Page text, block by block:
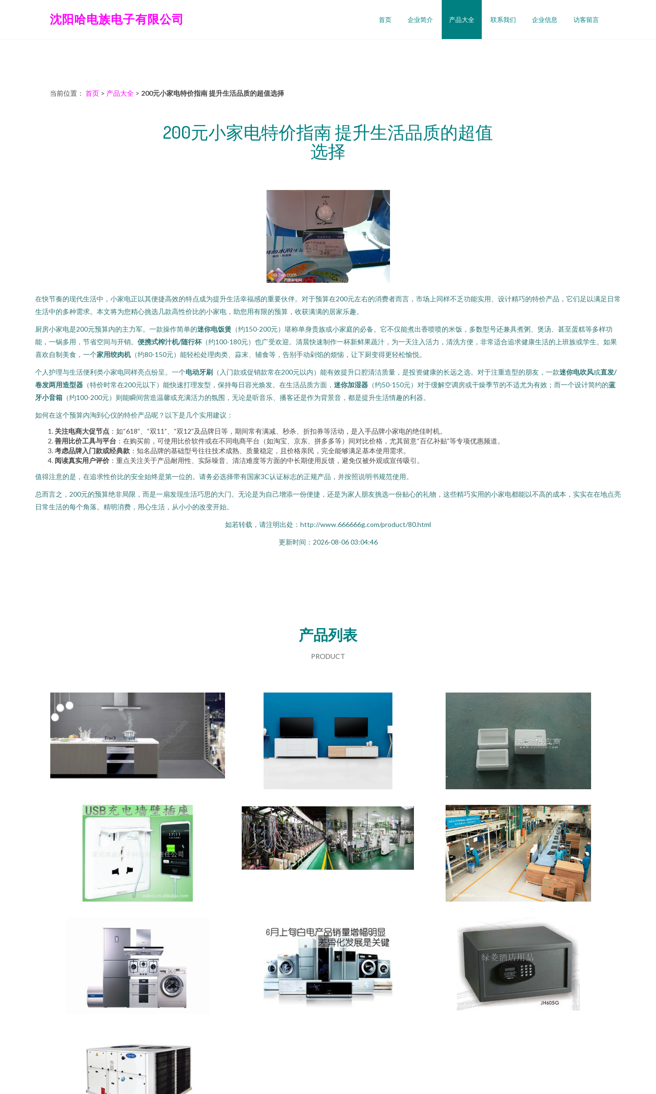
沈阳哈电族电子有限公司 首页 企业简介 产品大全 联系我们 企业信息 访客留言
当前位置： 首页 > 产品大全 > 200元小家电特价指南 提升生活品质的超值选择
200元小家电特价指南 提升生活品质的超值
选择
在快节奏的现代生活中，小家电正以其便捷高效的特点成为提升生活幸福感的重要伙伴。对于预算在200元左右的消费者而言，市场上同样不乏功能实用、设计精巧的特价产品，它们足以满足日常
生活中的多种需求。本文将为您精心挑选几款高性价比的小家电，助您用有限的预算，收获满满的居家乐趣。
厨房小家电是200元预算内的主力军。一款操作简单的迷你电饭煲 （约150-200元）堪称单身贵族或小家庭的必备。它不仅能煮出香喷喷的米饭，多数型号还兼具煮粥、煲汤、甚至蛋糕等多样功
能，一锅多用，节省空间与开销。 便携式榨汁机/随行杯（约100-180元）也广受欢迎。清晨快速制作一杯新鲜果蔬汁，为一天注入活力，清洗方便，非常适合追求健康生活的上班族或学生。如果
喜欢自制美食，一个家用绞肉机（约80-150元）能轻松处理肉类、蒜末、辅食等，告别手动剁馅的烦恼，让下厨变得更轻松愉悦。
个人护理与生活便利类小家电同样亮点纷呈。一个电动牙刷 （入门款或促销款常在200元以内）能有效提升口腔清洁质量，是投资健康的长远之选。对于注重造型的朋友，一款迷你电吹风或直发/
卷发两用造型器 （特价时常在200元以下）能快速打理发型，保持每日容光焕发。在生活品质方面， 迷你加湿器 （约50-150元）对于缓解空调房或干燥季节的不适尤为有效；而一个设计简约的蓝
牙小音箱 （约100-200元）则能瞬间营造温馨或充满活力的氛围，无论是听音乐、播客还是作为背景音，都是提升生活情趣的利器。
如何在这个预算内淘到心仪的特价产品呢？以下是几个实用建议：
关注电商大促节点 ：如“618”、“双11”、“双12”及品牌日等，期间常有满减、秒杀、折扣券等活动，是入手品牌小家电的绝佳时机。
善用比价工具与平台 ：在购买前，可使用比价软件或在不同电商平台（如淘宝、京东、拼多多等）间对比价格，尤其留意“百亿补贴”等专项优惠频道。
考虑品牌入门款或经典款 ：知名品牌的基础型号往往技术成熟、质量稳定，且价格亲民，完全能够满足基本使用需求。
阅读真实用户评价 ：重点关注关于产品耐用性、实际噪音、清洁难度等方面的中长期使用反馈，避免仅被外观或宣传吸引。
值得注意的是，在追求性价比的安全始终是第一位的。请务必选择带有国家3C认证标志的正规产品，并按照说明书规范使用。
总而言之，200元的预算绝非局限，而是一扇发现生活巧思的大门。无论是为自己增添一份便捷，还是为家人朋友挑选一份贴心的礼物，这些精巧实用的小家电都能以不高的成本，实实在在地点亮
日常生活的每个角落。精明消费，用心生活，从小小的改变开始。
如若转载，请注明出处：http://www.666666g.com/product/80.html
更新时间：2026-08-06 03:04:46
产品列表
PRODUCT